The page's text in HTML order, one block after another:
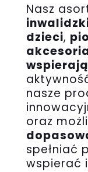
Nasz
dzieci,
nasze
oraz
spełniać
wspierać